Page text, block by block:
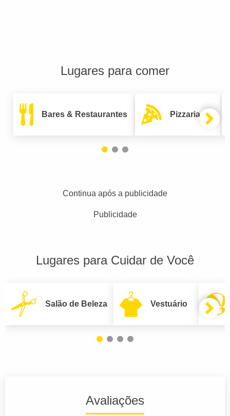
Lugares para comer
Bares & Restaurantes Pizzarias
Continua após a publicidade
Publicidade
Lugares para Cuidar de Você
Salão de Beleza Vestuário
Avaliações